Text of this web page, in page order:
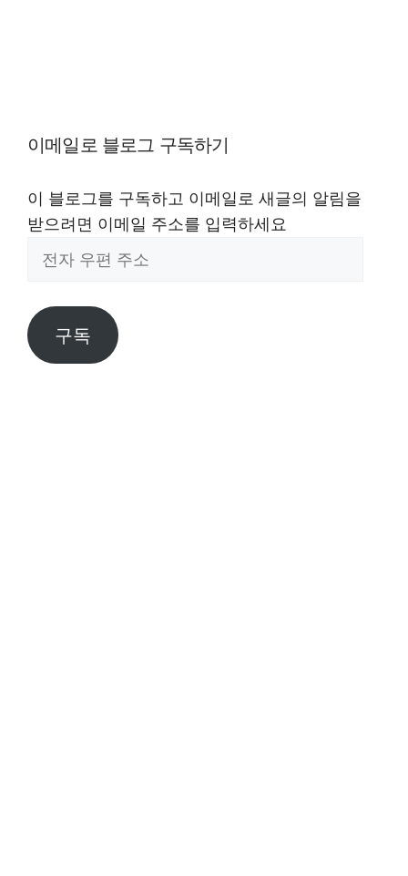
이메일로 블로그 구독하기
이 블로그를 구독하고 이메일로 새글의 알림을
받으려면 이메일 주소를 입력하세요
편
주
구독